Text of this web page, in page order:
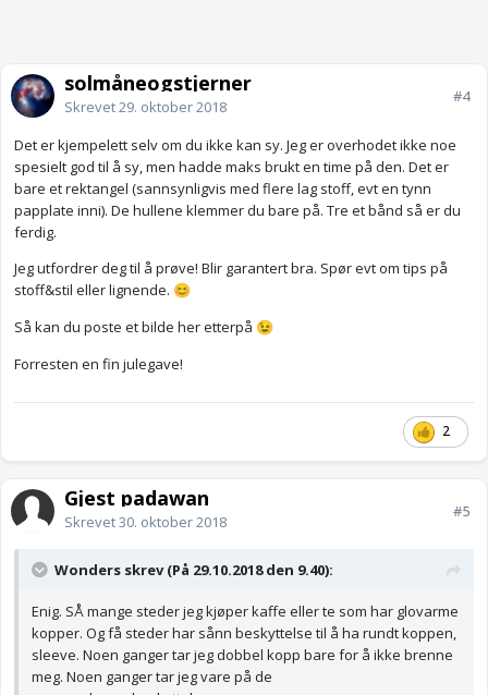
solmåneogstjerner
Skrevet29. oktober 2018
#4
Det er kjempelett selv om du ikke kan sy. Jeg er overhodet ikke noe
spesielt god til å sy, men hadde maks brukt en time på den. Det er
bare et rektangel (sannsynligvis med flere lag stoff, evt en tynn
papplate inni). De hullene klemmer du bare på. Tre et bånd så er du
ferdig.
Jeg utfordrer deg til å prøve! Blir garantert bra. Spør evt om tips på
stoff&stil eller lignende. 😊
Så kan du poste et bilde her etterpå 😉
Forresten en fin julegave!
2
Gjest padawan
Skrevet30. oktober 2018
#5
Wonders skrev (På 29.10.2018 den 9.40):
Enig. SÅ mange steder jeg kjøper kaffe eller te som har glovarme
kopper. Og få steder har sånn beskyttelse til å ha rundt koppen,
sleeve. Noen ganger tar jeg dobbel kopp bare for å ikke brenne
meg. Noen ganger tar jeg vare på de